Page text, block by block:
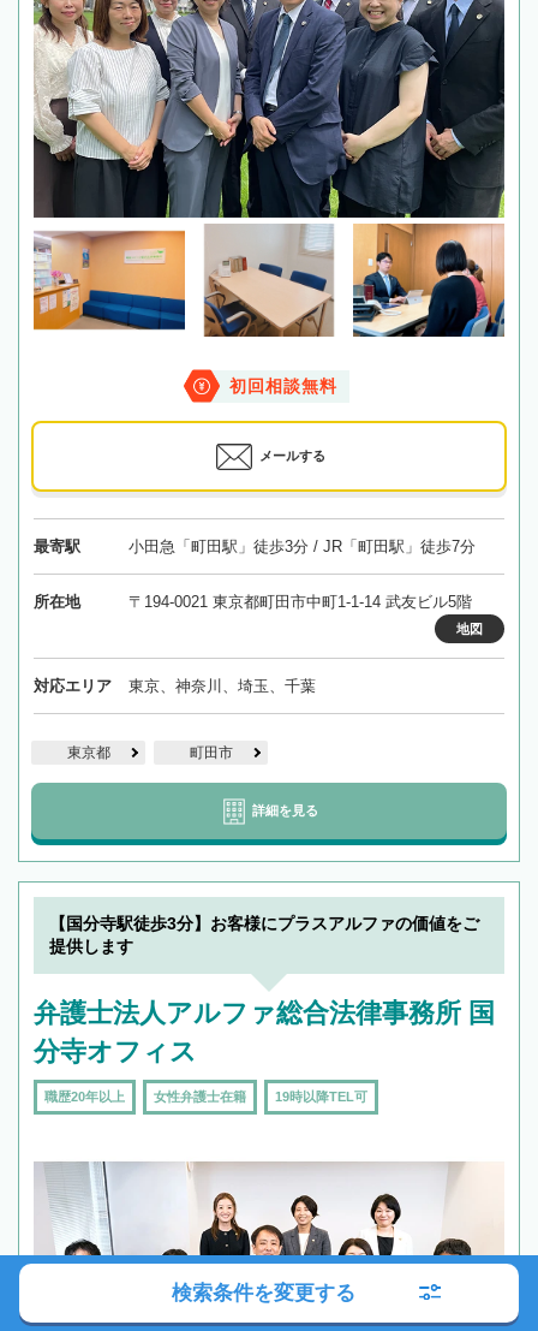
初回相談無料
メールする
最寄駅 小田急「町田駅」徒歩3分 / JR「町田駅」徒歩7分
所在地 〒194-0021 東京都町田市中町1-1-14 武友ビル5階
地図
対応エリア 東京、神奈川、埼玉、千葉
東京都 町田市
詳細を見る
【国分寺駅徒歩3分】お客様にプラスアルファの価値をご
提供します
弁護士法人アルファ総合法律事務所 国
分寺オフィス
職歴20年以上 女性弁護士在籍 19時以降TEL可
検索条件を変更する